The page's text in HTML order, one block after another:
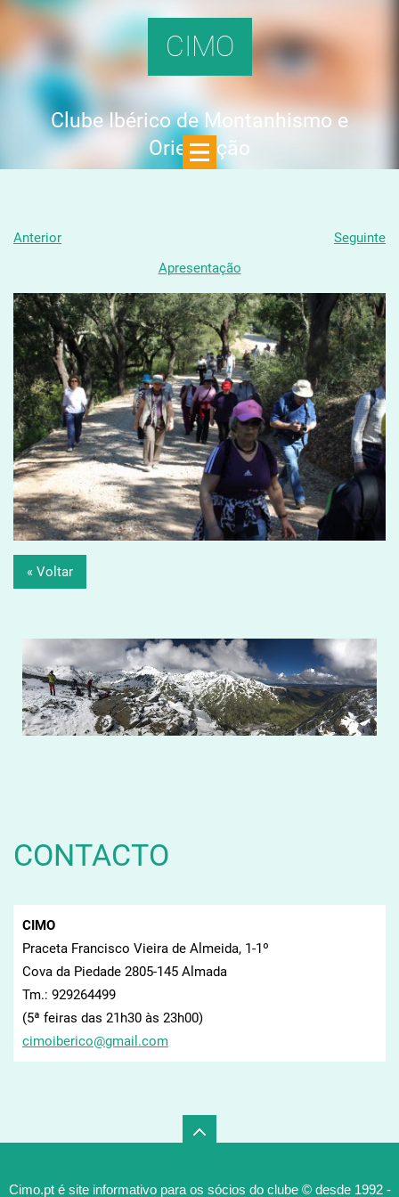
CIMO
Clube Ibérico de Montanhismo e
Orientação
Anterior
Seguinte
Apresentação
« Voltar
CONTACTO
CIMO
Praceta Francisco Vieira de Almeida, 1-1º
Cova da Piedade 2805-145 Almada
Tm.: 929264499
(5ª feiras das 21h30 às 23h00)
cimoiberico@gmai l.com
Cimo.pt é site informativo para os sócios do clube © desde 1992 -